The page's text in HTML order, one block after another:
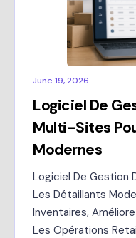
June 19, 2026
Logiciel De
Multi-Sites
Modernes
Logiciel De Gestion
Les Détaillants
Inventaires,
Les Opérations